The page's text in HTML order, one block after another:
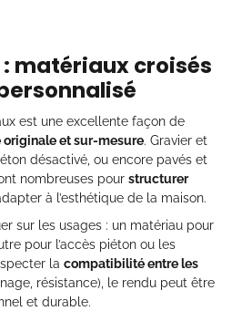
: matériaux croisés
est une excellente façon de
originale et sur-mesure. Gravier et
désactivé, ou encore pavés et
nombreuses pour structurer
à l’esthétique de la maison.
sur les usages : un matériau pour
pour l’accès piéton ou les
la compatibilité entre les
résistance), le rendu peut être
et durable.